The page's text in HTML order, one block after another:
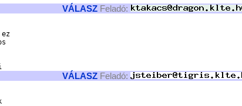
VÁLASZ Feladó:
VÁLASZ Feladó: